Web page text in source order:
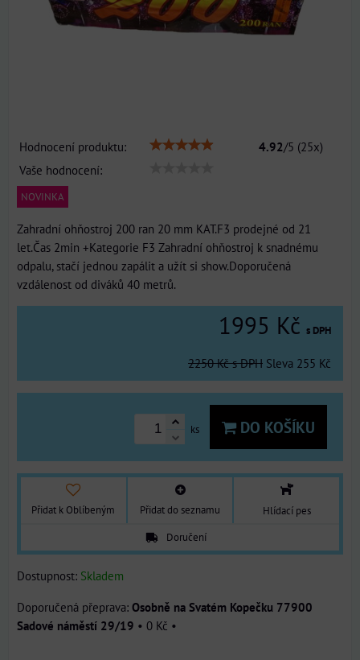
Hodnocení produktu: 4.92/5 (25x)
Vaše hodnocení:
NOVINKA
Zahradní ohňostroj 200 ran 20 mm KAT.F3 prodejné od 21
let.Čas 2min +Kategorie F3 Zahradní ohňostroj k snadnému
odpalu, stačí jednou zapálit a užít si show.Doporučená
vzdálenost od diváků 40 metrů.
1995 Kč s DPH
2250 Kč s DPH Sleva 255 Kč
ks DO KOŠÍKU
Přidat k Oblíbeným Přidat do seznamu
Hlídací pes
Doručení
Dostupnost: Skladem
Osobně na Svatém Kopečku 77900
Sadové náměstí 29/19 • 0 Kč •